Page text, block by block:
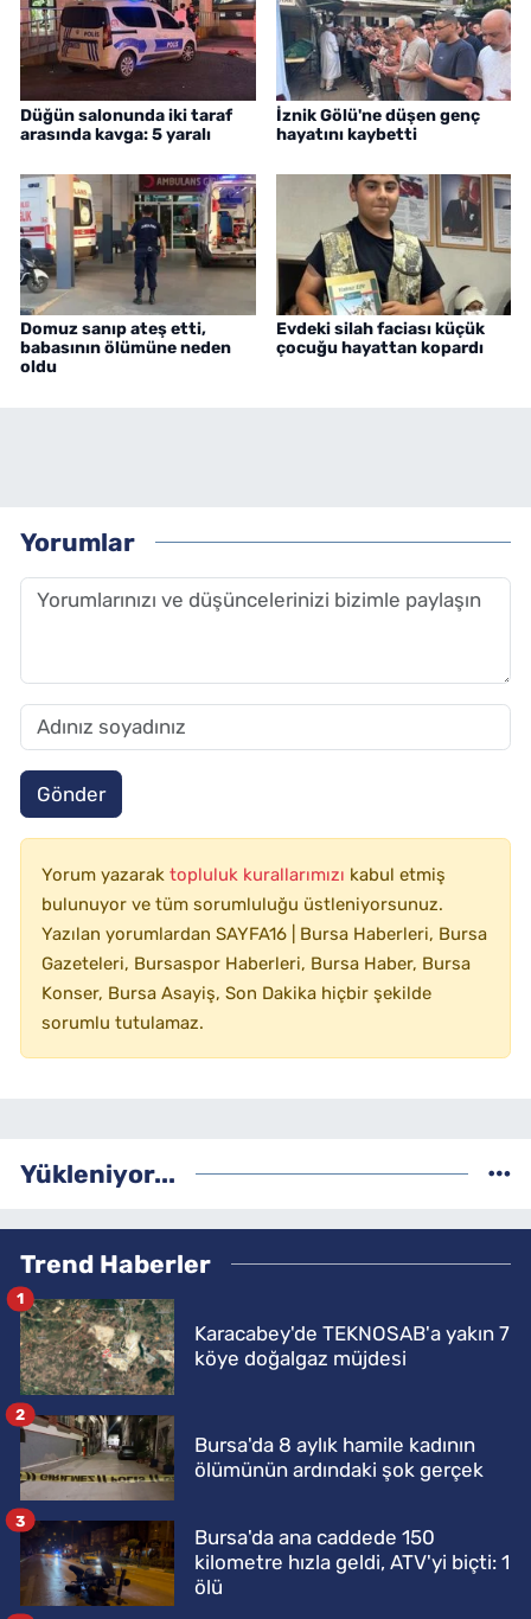
Düğün salonunda iki taraf
arasında kavga: 5 yaralı
İznik Gölü'ne düşen genç
hayatını kaybetti
Domuz sanıp ateş etti,
babasının ölümüne neden
oldu
Evdeki silah faciası küçük
çocuğu hayattan kopardı
Yorumlar
Gönder
Yorum yazarak topluluk kurallarımızı kabul etmiş
bulunuyor ve tüm sorumluluğu üstleniyorsunuz.
Yazılan yorumlardan SAYFA16 | Bursa Haberleri, Bursa
Gazeteleri, Bursaspor Haberleri, Bursa Haber, Bursa
Konser, Bursa Asayiş, Son Dakika hiçbir şekilde
sorumlu tutulamaz.
Yükleniyor...
Trend Haberler
Karacabey'de TEKNOSAB'a yakın 7
köye doğalgaz müjdesi
1
Bursa'da 8 aylık hamile kadının
ölümünün ardındaki şok gerçek
2
Bursa'da ana caddede 150
kilometre hızla geldi, ATV'yi biçti: 1
ölü
3